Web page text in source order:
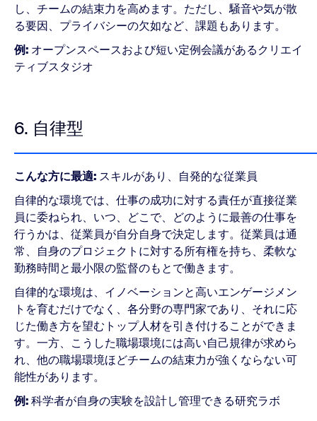
し、チームの結束力を高めます。ただし、騒音や気が散
る要因、プライバシーの欠如など、課題もあります。
例: オープンスペースおよび短い定例会議があるクリエイ
ティブスタジオ
6. 自律型
こんな方に最適: スキルがあり、自発的な従業員
自律的な環境では、仕事の成功に対する責任が直接従業
員に委ねられ、いつ、どこで、どのように最善の仕事を
行うかは、従業員が自分自身で決定します。従業員は通
常、自身のプロジェクトに対する所有権を持ち、柔軟な
勤務時間と最小限の監督のもとで働きます。
自律的な環境は、イノベーションと高いエンゲージメン
トを育むだけでなく、各分野の専門家であり、それに応
じた働き方を望むトップ人材を引き付けることができま
す。一方、こうした職場環境には高い自己規律が求めら
れ、他の職場環境ほどチームの結束力が強くならない可
能性があります。
例:科学者が自身の実験を設計し管理できる研究ラボ